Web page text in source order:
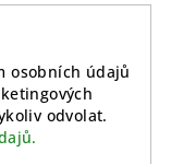
osobních údajů
odvolat.